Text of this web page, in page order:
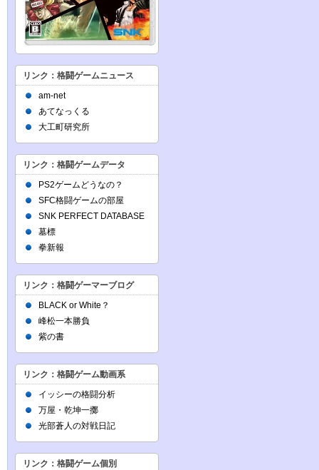
リンク：格闘ゲームニュース
am-net
あてなっくる
大工町研究所
リンク：格闘ゲームデータ
PS2ゲームどうなの？
SFC格闘ゲームの部屋
SNK PERFECT DATABASE
墓標
拳新報
リンク：格闘ゲーマーブログ
BLACK or White？
峰松一本勝負
紫の書
リンク：格闘ゲーム動画系
イッシーの格闘分析
万屋・乾坤一擲
光部蒼人の対戦日記
リンク：格闘ゲーム個別